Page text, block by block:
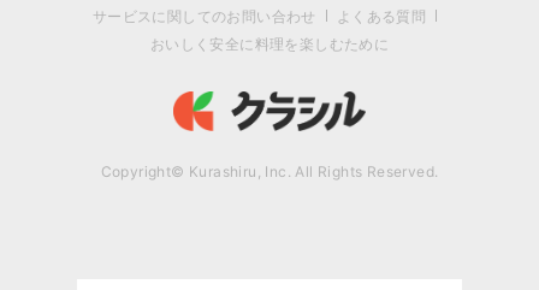
サービスに関してのお問い合わせ
よくある質問
おいしく安全に料理を楽しむために
Copyright© Kurashiru, Inc. All Rights Reserved.